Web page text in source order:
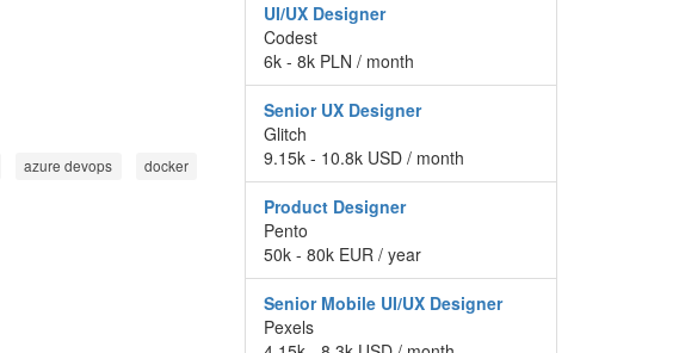
azure devops
docker
UI/UX Designer
Codest
6k - 8k PLN / month
Senior UX Designer
Glitch
9.15k - 10.8k USD / month
Product Designer
Pento
50k - 80k EUR / year
Senior Mobile UI/UX Designer
Pexels